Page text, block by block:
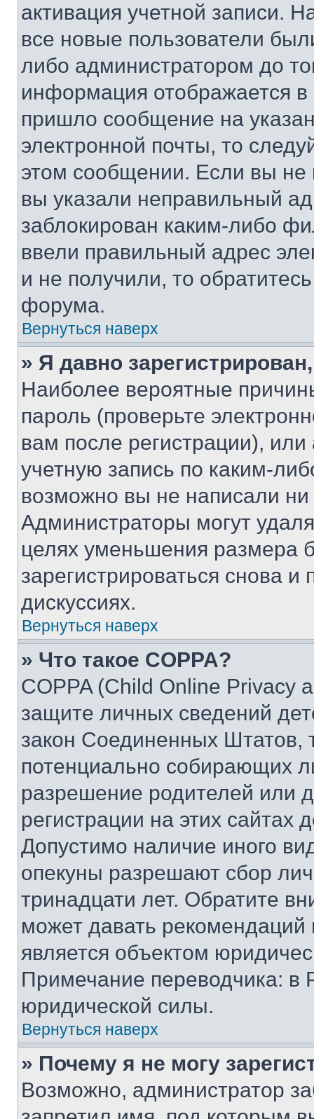
активация учетной записи.
все новые пользователи
либо администратором до
информация отображается
пришло сообщение на
электронной почты, то
этом сообщении. Если вы
вы указали неправильный
заблокирован каким-либо
ввели правильный адрес
и не получили, то
форума.
Вернуться наверх
» Я давно
Наиболее вероятные
пароль (проверьте
вам после регистрации),
учетную запись по каким-
возможно вы не написали
Администраторы могут
целях уменьшения размера
зарегистрироваться снова и
дискуссиях.
Вернуться наверх
» Что такое COPPA?
COPPA (Child Online Privacy
защите личных сведений
закон Соединенных Штатов,
потенциально собирающих
разрешение родителей или
регистрации на этих сайтах
Допустимо наличие иного
опекуны разрешают сбор
тринадцати лет. Обратите
может давать
является объектом
Примечание переводчика: в
юридической силы.
Вернуться наверх
» Почему я не могу
Возможно, администратор